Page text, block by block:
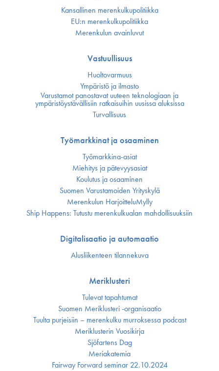
Kansallinen merenkulku­politiikka
EU:n merenkulku­politiikka
Merenkulun avainluvut
Vastuullisuus
Huoltovarmuus
Ympäristö ja ilmasto
Varustamot panostavat uuteen teknologiaan ja
ympäristöystävällisiin ratkaisuihin uusissa aluksissa
Turvallisuus
Työmarkkinat ja osaaminen
Työmarkkina-asiat
Miehitys ja pätevyys­asiat
Koulutus ja osaaminen
Suomen Varustamoiden Yrityskylä
Merenkulun HarjoitteluMylly
Ship Happens: Tutustu merenkulkualan mahdollisuuksiin
Digitalisaatio ja automaatio
Alusliikenteen tilannekuva
Meriklusteri
Tulevat tapahtumat
Suomen Meriklusteri -organisaatio
Tuulta purjeisiin – merenkulku murroksessa podcast
Meriklusterin Vuosikirja
Sjöfartens Dag
Meriakatemia
Fairway Forward seminar 22.10.2024